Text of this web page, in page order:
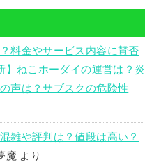
料金やサービス内容に賛否
】ねこホーダイの運営は？炎
声は？サブスクの危険性
雑や評判は？値段は高い？
魔 より